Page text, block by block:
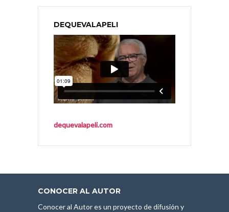
DEQUEVALAPELI
dequevalapeli.com
CONOCER AL AUTOR
Conocer al Autor es un proyecto de difusión y